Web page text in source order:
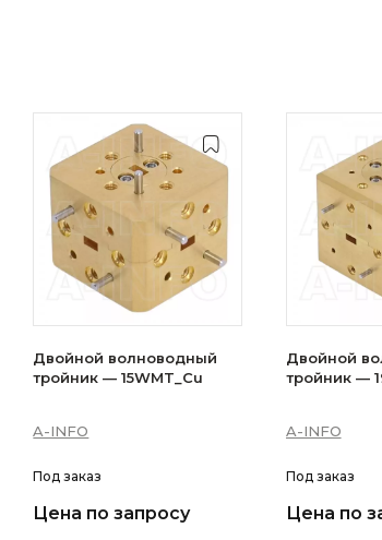
Двойной волноводный
тройник — 15WMT_Cu
A-INFO
Под заказ
Цена по запросу
Двойной
тройник —
A-INFO
Под заказ
Цена по